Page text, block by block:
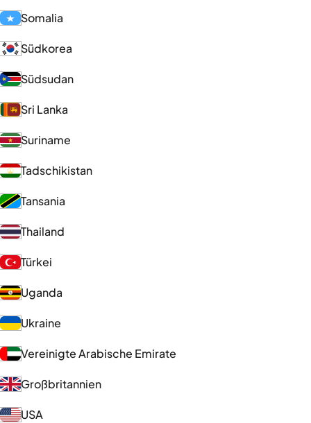
Somalia
Südkorea
Südsudan
Sri Lanka
Suriname
Tadschikistan
Tansania
Thailand
Türkei
Uganda
Ukraine
Vereinigte Arabische Emirate
Großbritannien
USA